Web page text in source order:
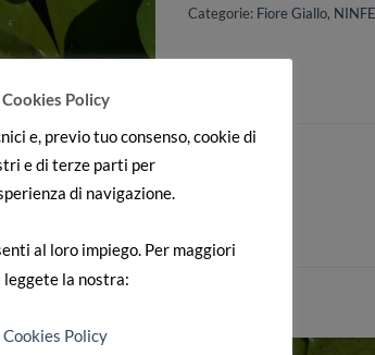
Categorie: Fiore Giallo,
profonda (oltre 60 cm)
Policy
e, previo tuo consenso, cookie di
e di terze parti per
di navigazione.
al loro impiego. Per maggiori
la nostra:
Policy